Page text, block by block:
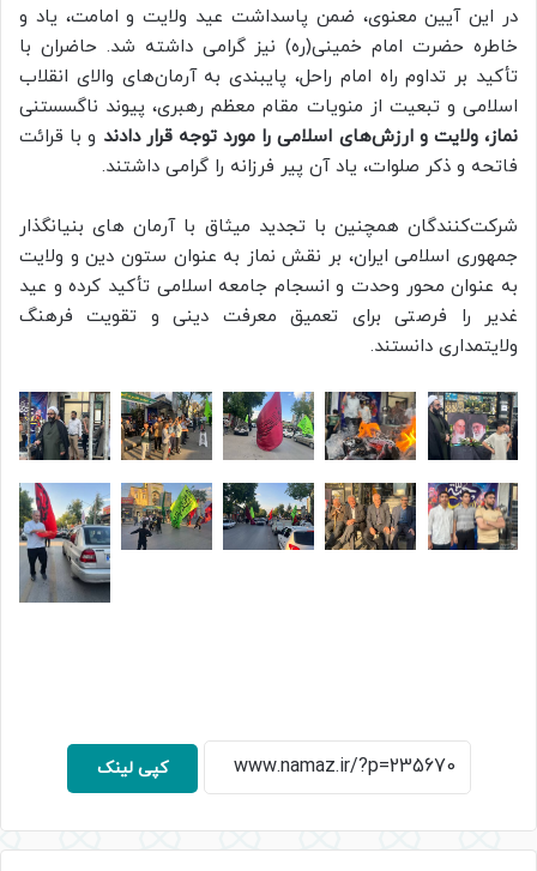
در این آیین معنوی، ضمن پاسداشت عید ولایت و امامت، یاد و
خاطره حضرت امام خمینی(ره) نیز گرامی داشته شد. حاضران با
تأکید بر تداوم راه امام راحل، پایبندی به آرمان‌های والای انقلاب
اسلامی و تبعیت از منویات مقام معظم رهبری، پیوند ناگسستنی
نماز، ولایت و ارزش‌های اسلامی را مورد توجه قرار دادند و با قرائت
فاتحه و ذکر صلوات، یاد آن پیر فرزانه را گرامی داشتند.
شرکت‌کنندگان همچنین با تجدید میثاق با آرمان‌ های بنیانگذار
جمهوری اسلامی ایران، بر نقش نماز به عنوان ستون دین و ولایت
به عنوان محور وحدت و انسجام جامعه اسلامی تأکید کرده و عید
غدیر را فرصتی برای تعمیق معرفت دینی و تقویت فرهنگ
ولایتمداری دانستند.
کپی لینک